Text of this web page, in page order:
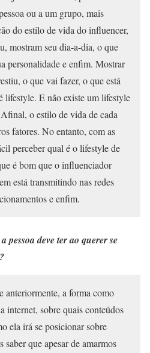
ou a um grupo, mais
do estilo de vida do influencer,
mostram seu dia-a-dia, o que
personalidade e enfim. Mostrar
o que vai fazer, o que está
lifestyle. E não existe um lifestyle
o estilo de vida de cada
fatores. No entanto, com as
perceber qual é o lifestyle de
é bom que o influenciador
está transmitindo nas redes
e enfim.
pessoa deve ter ao querer se
anteriormente, a forma como
internet, sobre quais conteúdos
ela irá se posicionar sobre
que apesar de amarmos